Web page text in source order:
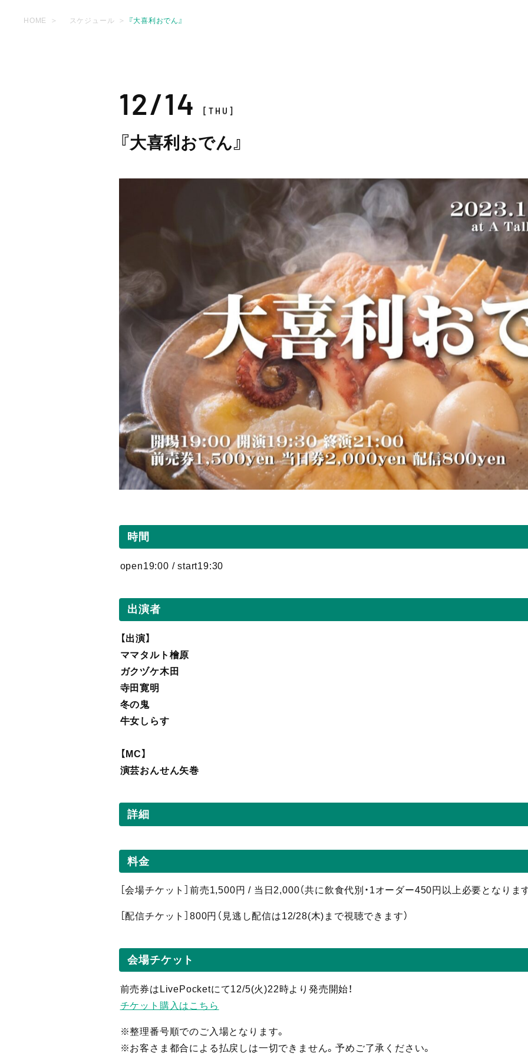
HOME スケジュール 『大喜利おでん』
12/14 [THU]
『大喜利おでん』
時間
open19:00 / start19:30
出演者
【出演】
ママタルト檜原
ガクヅケ木田
寺田寛明
冬の鬼
牛女しらす
【MC】
演芸おんせん矢巻
詳細
料金
［会場チケット］前売1,500円 / 当日2,000（共に飲食代別・1オーダー450円以上必要となりま
［配信チケット］800円（見逃し配信は12/28(木)まで視聴できます）
会場チケット
前売券はLivePocketにて12/5(火)22時より発売開始！
チケット購入はこちら
※整理番号順でのご入場となります。
※お客さま都合による払戻しは一切できません。予めご了承ください。